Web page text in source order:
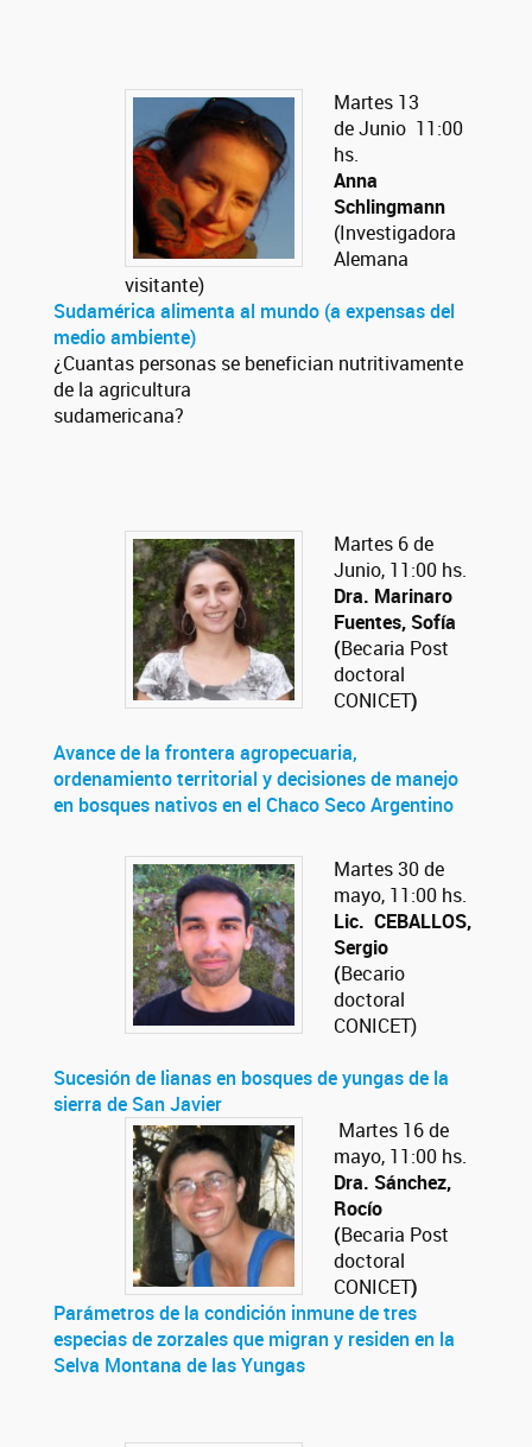
Martes 13
de Junio 11:00
hs.
Anna
Schlingmann
(Investigadora
Alemana
visitante)
Sudamérica alimenta al mundo (a expensas del
medio ambiente)
¿Cuantas personas se benefician nutritivamente
de la agricultura
sudamericana?
Martes 6 de
Junio, 11:00 hs.
Dra. Marinaro
Fuentes, Sofía
(Becaria Post
doctoral
CONICET)
Avance de la frontera agropecuaria,
ordenamiento territorial y decisiones de manejo
en bosques nativos en el Chaco Seco Argentino
Martes 30 de
mayo, 11:00 hs.
Lic. CEBALLOS,
Sergio
(Becario
doctoral
CONICET)
Sucesión de lianas en bosques de yungas de la
sierra de San Javier
Martes 16 de
mayo, 11:00 hs.
Dra. Sánchez,
Rocío
(Becaria Post
doctoral
CONICET)
Parámetros de la condición inmune de tres
especias de zorzales que migran y residen en la
Selva Montana de las Yungas